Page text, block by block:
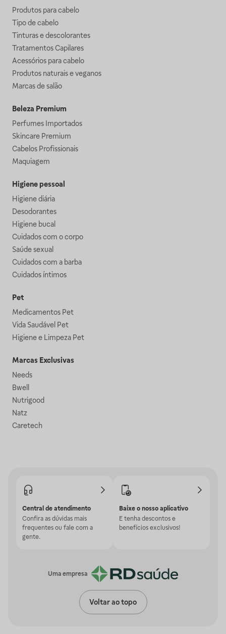
Produtos para cabelo
Tipo de cabelo
Tinturas e descolorantes
Tratamentos Capilares
Acessórios para cabelo
Produtos naturais e veganos
Marcas de salão
Beleza Premium
Perfumes Importados
Skincare Premium
Cabelos Profissionais
Maquiagem
Higiene pessoal
Higiene diária
Desodorantes
Higiene bucal
Cuidados com o corpo
Saúde sexual
Cuidados com a barba
Cuidados íntimos
Pet
Medicamentos Pet
Vida Saudável Pet
Higiene e Limpeza Pet
Marcas Exclusivas
Needs
Bwell
Nutrigood
Natz
Caretech
Central de atendimento
Confira as dúvidas mais
frequentes ou fale com a
gente.
Baixe o nosso aplicativo
E tenha descontos e
benefícios exclusivos!
Uma empresa
Voltar ao topo